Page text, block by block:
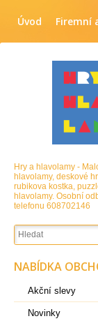
Úvod Firemní
Hry a hlavolamy -
hlavolamy, deskové
rubikova kostka,
hlavolamy. Osobní
telefonu 608702146
NABÍDKA
Akční slevy
Novinky